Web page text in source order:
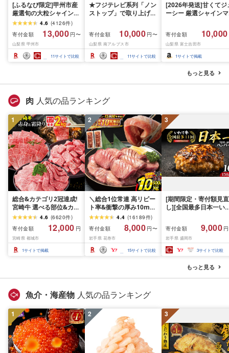
[ふるなび限定]甲州市産
厳選旬の大粒シャインマ
スカット 約1.3kg 2〜3
房[2026年発送]
(MG)B12-472 FN-
Limited-VO シャインマ
スカット フルーツ
4.6 (4126件)
寄付金額
13,000 円〜
山梨県 甲州市
11サイトで比較
★フジテレビ系列「ノン
ストップ」で取り上げら
先行予約]南アルプス市
産シャインマスカット
1.2kg以上(2〜3房)ふる
さと納税 おすすめ 山梨
県 南アルプス市 送料無
寄付金額 10,000 円〜
山梨県 南アルプス市
11サイトで比較
[2026年発送]甘くてジ
ーシー 厳選シャインマ
月前半(1〜15日)から
月下旬までの発送) フ
ーツ ぶどう 果物 山梨
産 2026 旬 大粒 高級
寄付金額 10,000
山梨県 富士吉田市
1サイトで掲載
もっと見る
肉 人気の品ランキング
1
総合&カテゴリ2冠達成!
宮崎牛 選べる部位&カッ
ト (赤身&霜降り)or(赤身
のみ) 500g 1kg 2kg[発
送時期が選べる] 牛肉 焼
肉 すき焼き しゃぶしゃ
ぶ ステーキ ギフト お中
4.6 (6620件)
寄付金額
12,000 円
宮崎県 都城市
1サイトで掲載
2
＼総合1位常連 高リピー
ト率&衝撃の厚み10mm
厚切り牛タン 塩味/ ≪ス
ピード発送!!10営業日以
内発送≫ 選べる内容量
500g / 1kg 定期便 毎月
届く 牛肉 肉 BBQ ふるさ
と 人気 ランキング 岩手
4.4 (16189件)
寄付金額
8,000 円〜
岩手県 花巻市
15サイトで比較
3
[期間限定・寄付額見直
し][全国最多日本一い
1.5kg(150g×10個) い
て牛 × 岩中豚 ハンバー
グ 合挽き 合い挽き 黒
和牛 人気 冷凍 個包装
分け 冷凍 牛肉 豚肉 和
ビーフ ポーク はんば
ぐ 挽肉 お肉 ミンチ 肉
お弁当 hannba-gu ラ
寄付金額 9,000
岩手県 盛岡市
3サイトで比較
もっと見る
魚介・海産物 人気の品ランキング
1 2 3